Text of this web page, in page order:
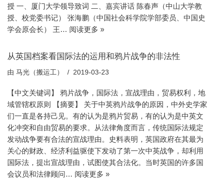
授 一、厦门大学领导致词 二、嘉宾讲话 陈春声（中山大学教
授、校党委书记） 张海鹏（中国社会科学院学部委员、中国史
学会原会长） 王… 阅读更多 »
从英国档案看国际法的运用和鸦片战争的非法性
由 马光（搬运工） 2019-03-23
【中文关键词】 鸦片战争，国际法，宣战理由，贸易权利，地
域管辖权原则 【摘要】 关于中英鸦片战争的原因，中外史学家
们一直是各持己见。有的认为是鸦片贸易，有的认为是中英文
化冲突和自由贸易的要求。从法律角度而言，传统国际法规定
发动战争要有合法的宣战理由。史料表明，英国政府在其最为
关心的财政、经济利益驱使下发动了第一次中英战争，却利用
国际法，提出宣战理由，试图使其合法化。当时英国的许多国
会议员和法律顾问… 阅读更多 »